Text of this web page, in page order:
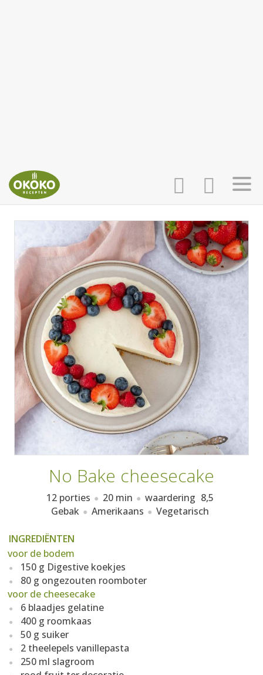
INLOGGEN
AANMELDEN
HOME
RECEPTEN
WEEKMENU'S
KOOKBOEKEN
No Bake cheesecake
12 porties 20 min waardering 8,5
Gebak
Amerikaans Vegetarisch
INGREDIËNTEN
voor de bodem
150 g Digestive koekjes
80 g ongezouten roomboter
voor de cheesecake
6 blaadjes gelatine
400 g roomkaas
50 g suiker
2 theelepels vanillepasta
250 ml slagroom